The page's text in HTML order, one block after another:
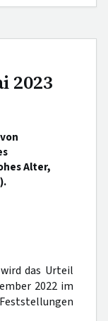
2023
Alter,
das Urteil
2022 im